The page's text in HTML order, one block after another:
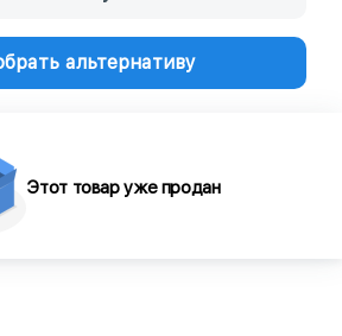
альтернативу
Этот товар уже продан